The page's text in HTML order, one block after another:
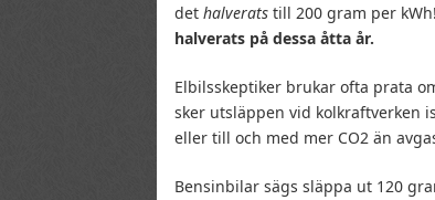
det halverats till 200 gram per kWh!
halverats på dessa åtta år.
Elbilsskeptiker brukar ofta prata
sker utsläppen vid kolkraftverken
eller till och med mer CO2 än
Bensinbilar sägs släppa ut 120